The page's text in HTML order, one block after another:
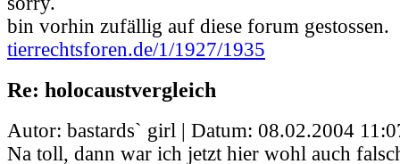
bin vorhin zufällig auf diese forum gestossen.
tierrechtsforen.de/1/1927/1935
Re: holocaustvergleich
Autor: bastards` girl | Datum: 08.02.2004
Na toll, dann war ich jetzt hier wohl auch